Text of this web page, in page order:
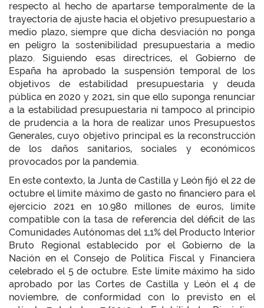
respecto al hecho de apartarse temporalmente de la
trayectoria de ajuste hacia el objetivo presupuestario a
medio plazo, siempre que dicha desviación no ponga
en peligro la sostenibilidad presupuestaria a medio
plazo. Siguiendo esas directrices, el Gobierno de
España ha aprobado la suspensión temporal de los
objetivos de estabilidad presupuestaria y deuda
pública en 2020 y 2021, sin que ello suponga renunciar
a la estabilidad presupuestaria ni tampoco al principio
de prudencia a la hora de realizar unos Presupuestos
Generales, cuyo objetivo principal es la reconstrucción
de los daños sanitarios, sociales y económicos
provocados por la pandemia.
En este contexto, la Junta de Castilla y León fijó el 22 de
octubre el límite máximo de gasto no financiero para el
ejercicio 2021 en 10.980 millones de euros, límite
compatible con la tasa de referencia del déficit de las
Comunidades Autónomas del 1,1% del Producto Interior
Bruto Regional establecido por el Gobierno de la
Nación en el Consejo de Política Fiscal y Financiera
celebrado el 5 de octubre. Este límite máximo ha sido
aprobado por las Cortes de Castilla y León el 4 de
noviembre, de conformidad con lo previsto en el